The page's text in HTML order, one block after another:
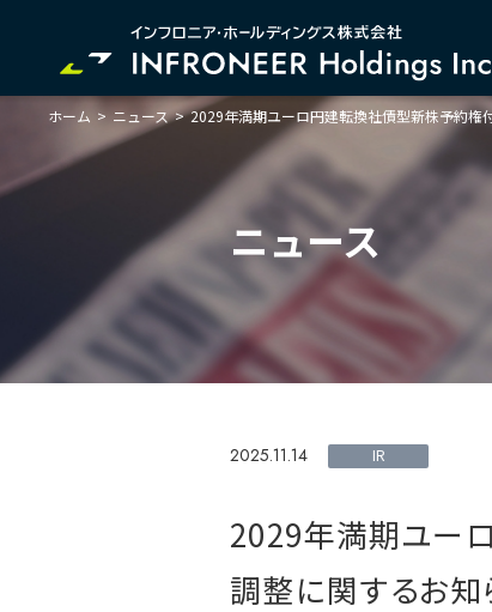
企業情報
IR情報
サステナビリティ
ホーム > ニュース > 2029年満期ユーロ円建転換社債型新株予約権
ニュース
2025.11.14 IR
2029年満期ユー
調整に関するお知